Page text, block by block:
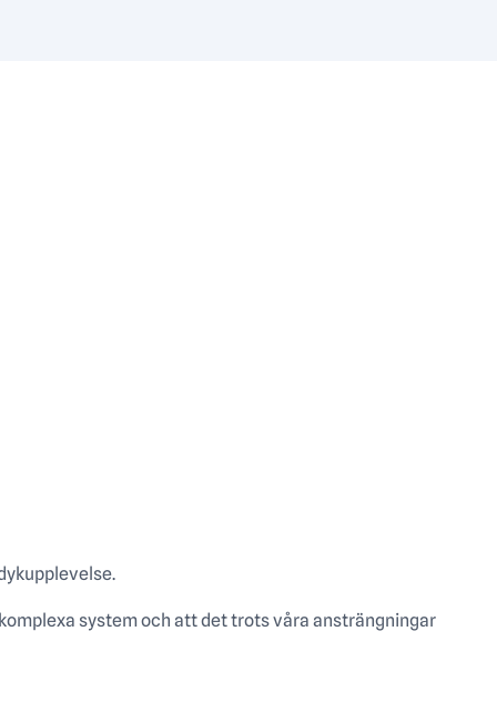
system och att det trots våra ansträngningar